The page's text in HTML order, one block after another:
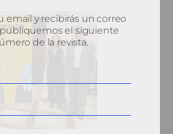
email y recibirás un correo
el siguiente
de la revista.